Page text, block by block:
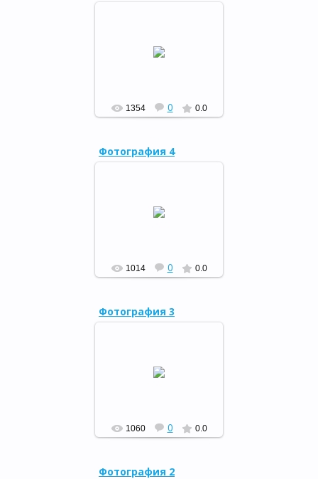
посвященная Году
экологии.
1354 0 0.0
Фотография 4
Курултай башкир
Кугарчинского района.
1014 0 0.0
Фотография 3
2017 года
1060 0 0.0
Фотография 2